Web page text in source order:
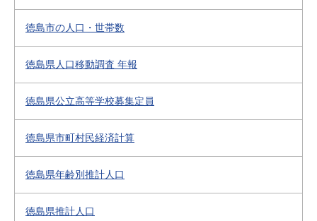
徳島市の人口・世帯数
徳島県人口移動調査 年報
徳島県公立高等学校募集定員
徳島県市町村民経済計算
徳島県年齢別推計人口
徳島県推計人口